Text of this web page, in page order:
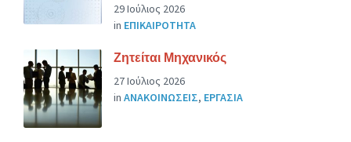
29 Ιούλιος 2026
in ΕΠΙΚΑΙΡΟΤΗΤΑ
Ζητείται Μηχανικός
27 Ιούλιος 2026
in ΑΝΑΚΟΙΝΩΣΕΙΣ, ΕΡΓΑΣΙΑ